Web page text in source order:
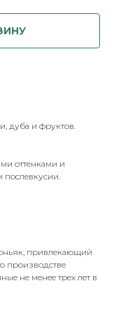
дуба и фруктов.
оттенками и
привлекающий
производстве
не менее трех лет в